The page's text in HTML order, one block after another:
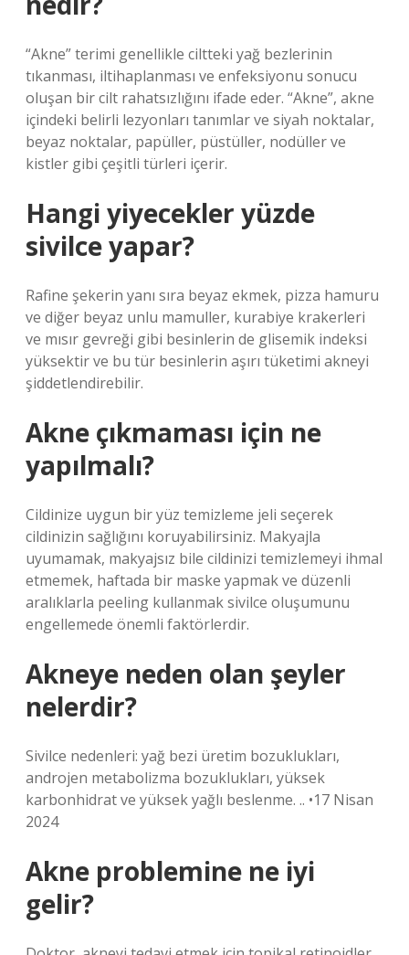
“Akne” terimi genellikle ciltteki yağ bezlerinin
tıkanması, iltihaplanması ve enfeksiyonu sonucu
oluşan bir cilt rahatsızlığını ifade eder. “Akne”, akne
içindeki belirli lezyonları tanımlar ve siyah noktalar,
beyaz noktalar, papüller, püstüller, nodüller ve
kistler gibi çeşitli türleri içerir.
Hangi yiyecekler yüzde
sivilce yapar?
Rafine şekerin yanı sıra beyaz ekmek, pizza hamuru
ve diğer beyaz unlu mamuller, kurabiye krakerleri
ve mısır gevreği gibi besinlerin de glisemik indeksi
yüksektir ve bu tür besinlerin aşırı tüketimi akneyi
şiddetlendirebilir.
Akne çıkmaması için ne
yapılmalı?
Cildinize uygun bir yüz temizleme jeli seçerek
cildinizin sağlığını koruyabilirsiniz. Makyajla
uyumamak, makyajsız bile cildinizi temizlemeyi ihmal
etmemek, haftada bir maske yapmak ve düzenli
aralıklarla peeling kullanmak sivilce oluşumunu
engellemede önemli faktörlerdir.
Akneye neden olan şeyler
nelerdir?
Sivilce nedenleri: yağ bezi üretim bozuklukları,
androjen metabolizma bozuklukları, yüksek
karbonhidrat ve yüksek yağlı beslenme. .. •17 Nisan
2024
Akne problemine ne iyi
gelir?